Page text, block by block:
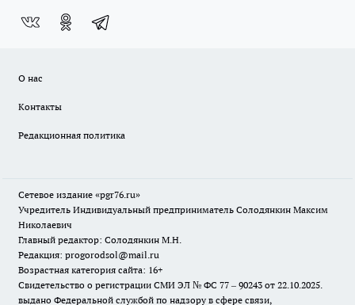
О нас
Контакты
Редакционная политика
Сетевое издание «pgr76.ru»
Учредитель Индивидуальный предприниматель Солодянкин Максим
Николаевич
Главный редактор: Солодянкин М.Н.
Редакция: progorodsol@mail.ru
Возрастная категория сайта: 16+
Свидетельство о регистрации СМИ ЭЛ № ФС 77 – 90243 от 22.10.2025.
выдано Федеральной службой по надзору в сфере связи,